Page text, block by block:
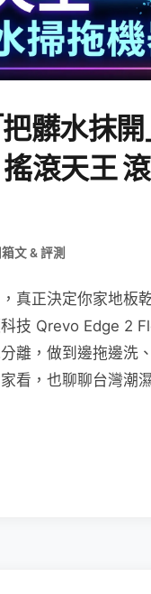
髒水抹
滾天王
箱文 & 評測
真正決定你家地板
技 Qrevo Edge 2
離，做到邊拖邊洗
看，也聊聊台灣潮